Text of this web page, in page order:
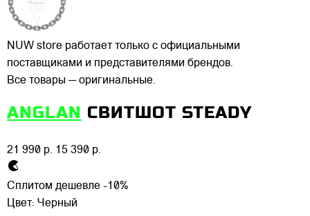
NUW store работает только с официальными
поставщиками и представителями брендов.
Все товары — оригинальные.
ANGLAN СВИТШОТ STEADY
21 990 р. 15 390 р.
Сплитом дешевле -10%
Цвет: Черный